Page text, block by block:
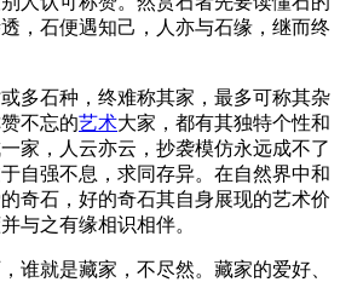
，石便遇知己，人亦与石缘，继而终
多石种，终难称其家，最多可称其杂
不忘的艺术大家，都有其独特个性和
家，人云亦云，抄袭模仿永远成不了
自强不息，求同存异。在自然界中和
奇石，好的奇石其自身展现的艺术价
与之有缘相识相伴。
谁就是藏家，不尽然。藏家的爱好、